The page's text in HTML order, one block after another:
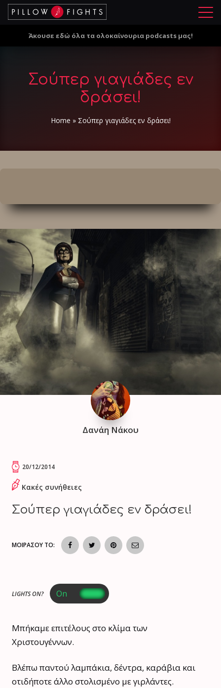
Μ
ο
Άκουσε εδώ όλα τα ολοκαίνουρια podcasts μας!
Σούπερ γιαγιάδες εν
δράσει!
Home » Σούπερ γιαγιάδες εν δράσει!
Δανάη Νάκου
20/12/2014
Κακές συνήθειες
Σούπερ γιαγιάδες εν δράσει!
ΜΟΙΡΑΣΟΥ ΤΟ:
LIGHTS ON?
Μπήκαμε επιτέλους στο κλίμα των
Χριστουγέννων.
Βλέπω παντού λαμπάκια, δέντρα, καράβια και
οτιδήποτε άλλο στολισμένο με γιρλάντες.